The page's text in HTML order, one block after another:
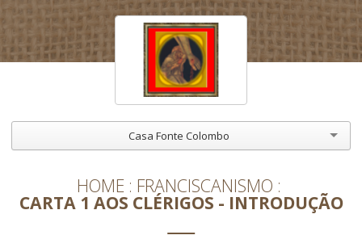
Casa Fonte Colombo
HOME FRANCISCANISMO
CARTA 1 AOS CLÉRIGOS - INTRODUÇÃO